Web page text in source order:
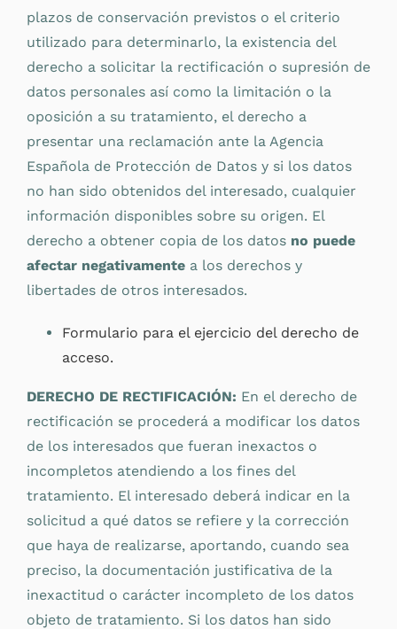
plazos de conservación previstos o el criterio
utilizado para determinarlo, la existencia del
derecho a solicitar la rectificación o supresión de
datos personales así como la limitación o la
oposición a su tratamiento, el derecho a
presentar una reclamación ante la Agencia
Española de Protección de Datos y si los datos
no han sido obtenidos del interesado, cualquier
información disponibles sobre su origen. El
derecho a obtener copia de los datos no puede
afectar negativamentea los derechos y
libertades de otros interesados.
Formulario para el ejercicio del derecho de
acceso.
DERECHO DE RECTIFICACIÓN: En el derecho de
rectificación se procederá a modificar los datos
de los interesados que fueran inexactos o
incompletos atendiendo a los fines del
tratamiento. El interesado deberá indicar en la
solicitud a qué datos se refiere y la corrección
que haya de realizarse, aportando, cuando sea
preciso, la documentación justificativa de la
inexactitud o carácter incompleto de los datos
objeto de tratamiento. Si los datos han sido